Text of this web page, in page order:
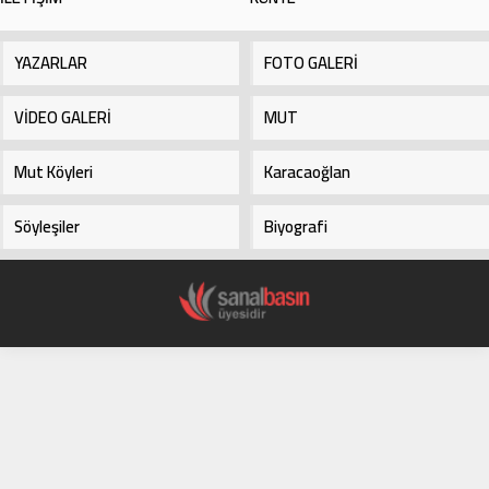
hayvancılıkla uğraşan konargöçer
ailelerin yaşam...
YAZARLAR
FOTO GALERİ
VİDEO GALERİ
MUT
Mut Köyleri
Karacaoğlan
Söyleşiler
Biyografi